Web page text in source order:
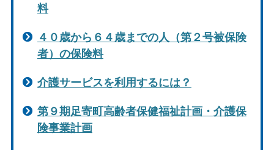
料
４０歳から６４歳までの人（第２号被保険
者）の保険料
介護サービスを利用するには？
第９期足寄町高齢者保健福祉計画・介護保
険事業計画